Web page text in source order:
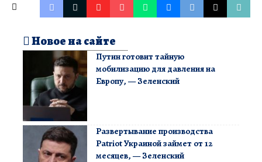
Новое на сайте
Путин готовит тайную
мобилизацию для давления на
Европу, — Зеленский
Развертывание производства
Patriot Украиной займет от 12
месяцев, — Зеленский